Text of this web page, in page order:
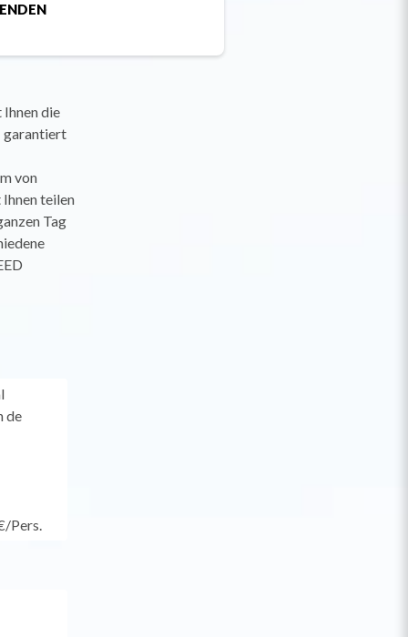
die
garantiert
von
teilen
Tag
de
Pers.